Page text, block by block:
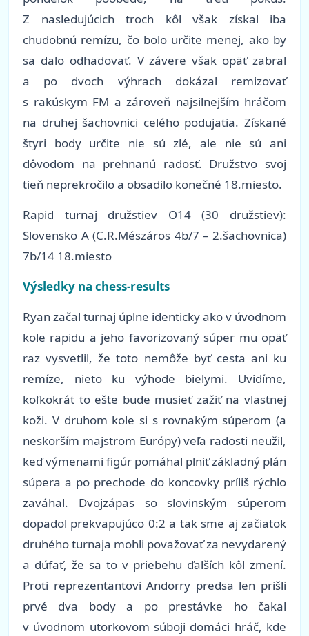
Z nasledujúcich troch kôl však získal iba
chudobnú remízu, čo bolo určite menej, ako by
sa dalo odhadovať. V závere však opäť zabral
a po dvoch výhrach dokázal remizovať
s rakúskym FM a zároveň najsilnejším hráčom
na druhej šachovnici celého podujatia. Získané
štyri body určite nie sú zlé, ale nie sú ani
dôvodom na prehnanú radosť. Družstvo svoj
tieň neprekročilo a obsadilo konečné 18.miesto.
Rapid turnaj družstiev O14 (30 družstiev):
Slovensko A (C.R.Mészáros 4b/7 – 2.šachovnica)
7b/14 18.miesto
Výsledky na chess-results
Ryan začal turnaj úplne identicky ako v úvodnom
kole rapidu a jeho favorizovaný súper mu opäť
raz vysvetlil, že toto nemôže byť cesta ani ku
remíze, nieto ku výhode bielymi. Uvidíme,
koľkokrát to ešte bude musieť zažiť na vlastnej
koži. V druhom kole si s rovnakým súperom (a
neskorším majstrom Európy) veľa radosti neužil,
keď výmenami figúr pomáhal plniť základný plán
súpera a po prechode do koncovky príliš rýchlo
zaváhal. Dvojzápas so slovinským súperom
dopadol prekvapujúco 0:2 a tak sme aj začiatok
druhého turnaja mohli považovať za nevydarený
a dúfať, že sa to v priebehu ďalších kôl zmení.
Proti reprezentantovi Andorry predsa len prišli
prvé dva body a po prestávke ho čakal
v úvodnom utorkovom súboji domáci hráč, kde